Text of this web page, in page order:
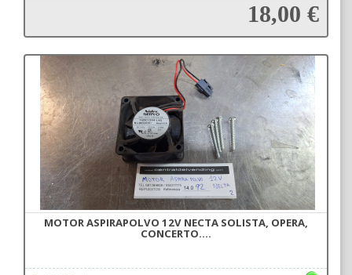
18,00 €
Añadir a la cesta
MOTOR ASPIRAPOLVO 12V NECTA SOLISTA, OPERA,
CONCERTO....